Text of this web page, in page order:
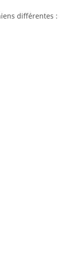
différentes :